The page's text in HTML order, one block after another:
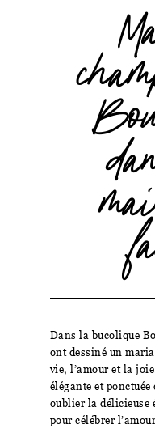
Dans la bucolique
ont dessiné un
vie, l’amour et la
élégante et
oublier la délicieuse
pour célébrer